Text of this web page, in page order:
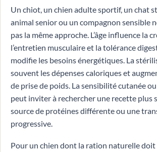
Un chiot, un chien adulte sportif, un chat
animal senior ou un compagnon sensible
pas la même approche. L’âge influence la
l’entretien musculaire et la tolérance
modifie les besoins énergétiques. La
souvent les dépenses caloriques et
de prise de poids. La sensibilité cutanée
peut inviter à rechercher une recette plus
source de protéines différente ou une
progressive.
Pour un chien dont la ration naturelle